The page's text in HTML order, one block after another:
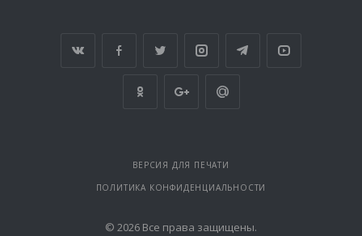
ВЕРСИЯ ДЛЯ ПЕЧАТИ
ПОЛИТИКА КОНФИДЕНЦИАЛЬНОСТИ
© 2026 Все права защищены.